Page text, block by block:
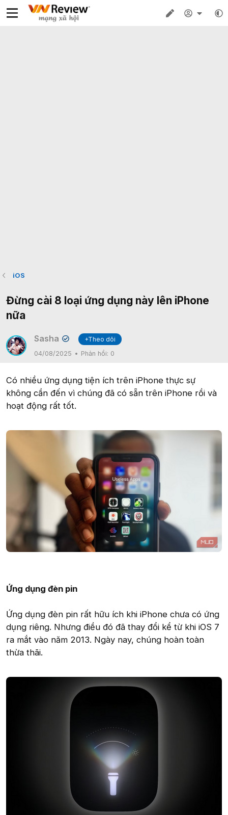
iOS
Đừng cài 8 loại ứng dụng này lên iPhone
nữa
Sasha ✔
+Theo dõi
04/08/2025
Phản hồi: 0
Có nhiều ứng dụng tiện ích trên iPhone thực sự
không cần đến vì chúng đã có sẵn trên iPhone rồi và
hoạt động rất tốt.
Ứng dụng đèn pin
Ứng dụng đèn pin rất hữu ích khi iPhone chưa có ứng
dụng riêng. Nhưng điều đó đã thay đổi kể từ khi iOS 7
ra mắt vào năm 2013. Ngày nay, chúng hoàn toàn
thừa thãi.